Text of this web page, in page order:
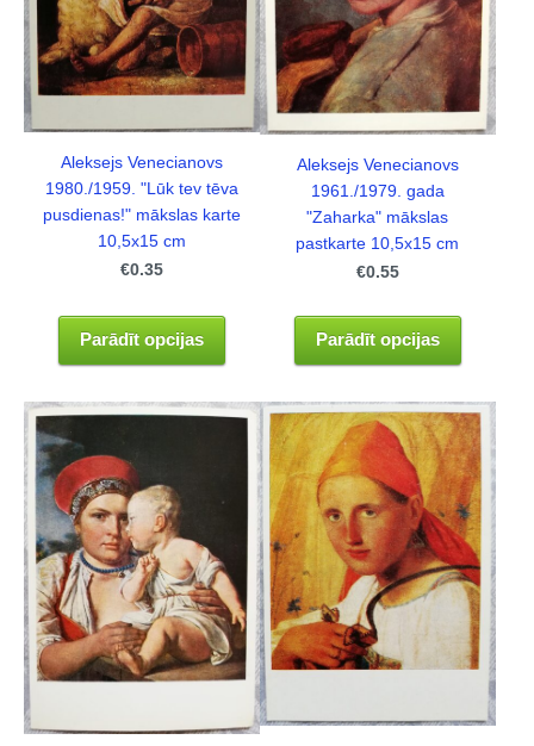
Aleksejs Venecianovs
1980./1959. "Lūk tev tēva
pusdienas!" mākslas karte
10,5x15 cm
€0.35
Parādīt opcijas
Aleksejs Venecianovs
1961./1979. gada
"Zaharka" mākslas
pastkarte 10,5x15 cm
€0.55
Parādīt opcijas